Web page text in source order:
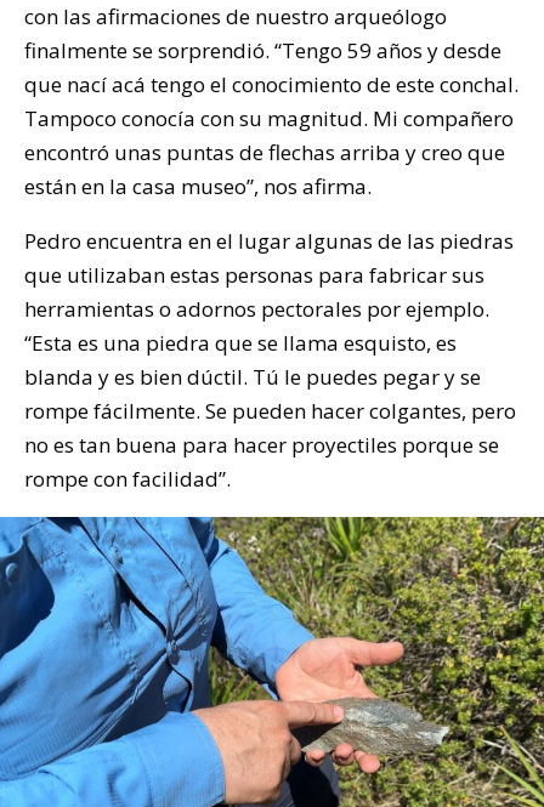
con las afirmaciones de nuestro arqueólogo
finalmente se sorprendió. “Tengo 59 años y desde
que nací acá tengo el conocimiento de este conchal.
Tampoco conocía con su magnitud. Mi compañero
encontró unas puntas de flechas arriba y creo que
están en la casa museo”, nos afirma.
Pedro encuentra en el lugar algunas de las piedras
que utilizaban estas personas para fabricar sus
herramientas o adornos pectorales por ejemplo.
“Esta es una piedra que se llama esquisto, es
blanda y es bien dúctil. Tú le puedes pegar y se
rompe fácilmente. Se pueden hacer colgantes, pero
no es tan buena para hacer proyectiles porque se
rompe con facilidad”.